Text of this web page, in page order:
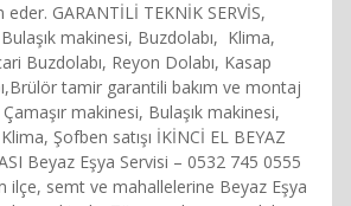
eder. GARANTİLİ TEKNİK SERVİS,
makinesi, Buzdolabı, Klima,
Buzdolabı, Reyon Dolabı, Kasap
tamir garantili bakım ve montaj
makinesi, Bulaşık makinesi,
Şofben satışı İKİNCİ EL BEYAZ
Beyaz Eşya Servisi – 0532 745 0555
ilçe, semt ve mahallelerine Beyaz Eşya